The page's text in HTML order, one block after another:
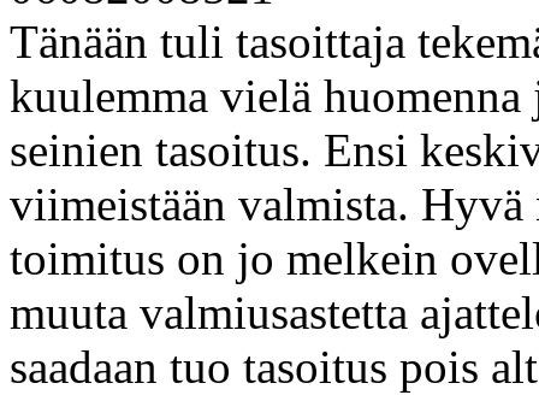
Tänään tuli tasoittaja
kuulemma vielä
seinien tasoitus. Ensi
viimeistään valmista.
toimitus on jo melkein
muuta valmiusastetta
saadaan tuo tasoitus pois